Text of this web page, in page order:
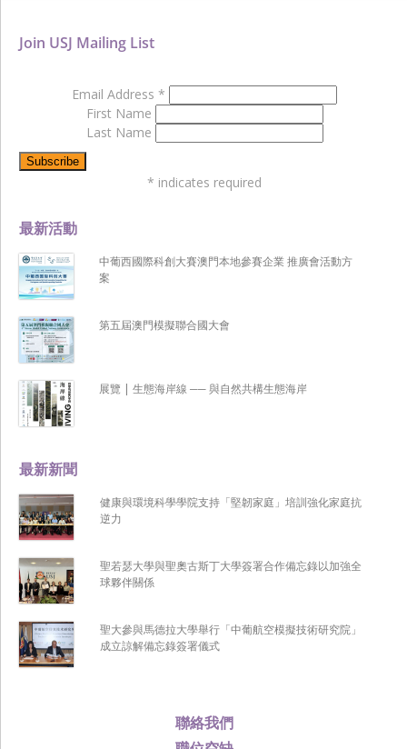
聯絡我們
最新新聞
健康與環境科學學院支持「堅韌家庭」培訓強化家庭抗
逆力
聖若瑟大學與聖奧古斯丁大學簽署合作備忘錄以加強全
球夥伴關係
聖大參與馬德拉大學舉行「中葡航空模擬技術研究院」
成立諒解備忘錄簽署儀式
最新活動
中葡西國際科創大賽澳門本地參賽企業 推廣會活動方
案
第五屆澳門模擬聯合國大會
展覽 | 生態海岸線 ── 與自然共構生態海岸
Join USJ Mailing List
Email Address *
First Name
Last Name
* indicates required